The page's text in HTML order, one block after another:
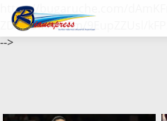
https://bugaruche.com/
ZDGvUM/DeFm/9EupZZUsl/
-->